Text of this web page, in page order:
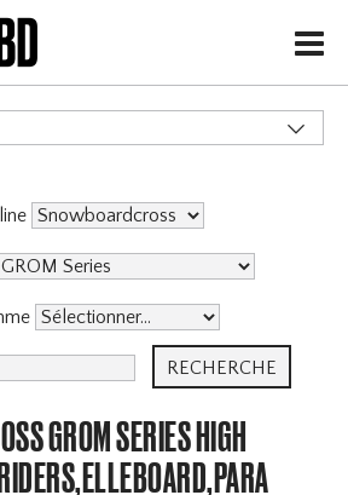
H
GROM SERIES HIGH